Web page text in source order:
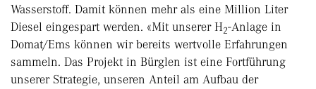
Wasserstoff. Damit können mehr als eine Million Liter
Diesel eingespart werden. «Mit unserer H2-Anlage in
Domat/Ems können wir bereits wertvolle Erfahrungen
sammeln. Das Projekt in Bürglen ist eine Fortführung
unserer Strategie, unseren Anteil am Aufbau der